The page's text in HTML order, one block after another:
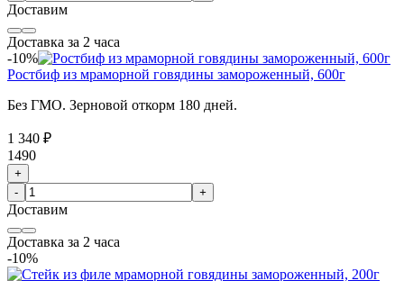
Доставим
Доставка за 2 часа
-10%
Ростбиф из мраморной говядины замороженный, 600г
Без ГМО. Зерновой откорм 180 дней.
1 340 ₽
1490
+
-
+
Доставим
Доставка за 2 часа
-10%